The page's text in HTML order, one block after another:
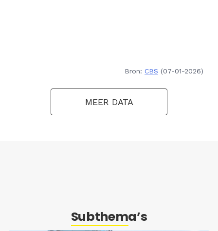
Bron: CBS (07-01-2026)
MEER DATA
Subthema’s